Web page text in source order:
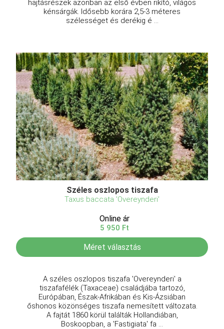
hajtásrészek azonban az első évben rikító, világos
kénsárgák. Idősebb korára 2,5-3 méteres
szélességet és derékig é ...
Széles oszlopos tiszafa
Taxus baccata 'Overeynderi'
Online ár
5 950 Ft
Méret választás
A széles oszlopos tiszafa 'Overeynderi' a
tiszafafélék (Taxaceae) családjába tartozó,
Európában, Észak-Afrikában és Kis-Ázsiában
őshonos közönséges tiszafa nemesített változata.
A fajtát 1860 körül találták Hollandiában,
Boskoopban, a 'Fastigiata' fa ...